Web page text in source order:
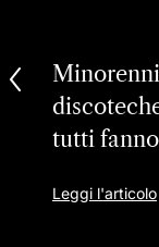
tutti
Leggi l'articolo